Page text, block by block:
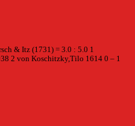
& Itz (1731) = 3.0 : 5.0 1
2 von Koschitzky,Tilo 1614 0 – 1